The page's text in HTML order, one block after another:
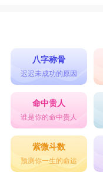
八字称骨
迟迟未成功的原因
命中贵人
谁是你的命中贵人
紫微斗数
预测你一生的命运